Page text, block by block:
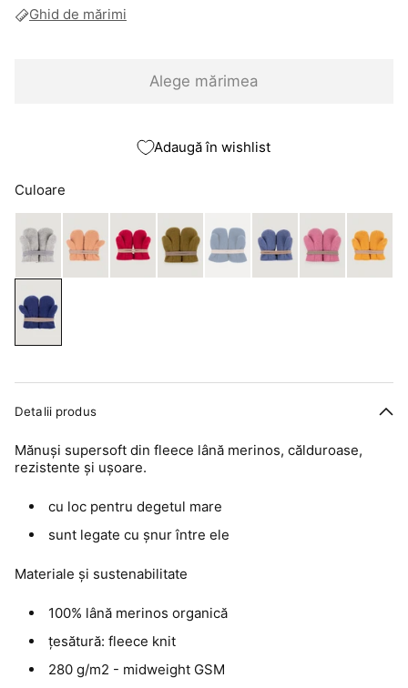
Ghid de mărimi
Alege mărimea
Adaugă în wishlist
Culoare
Detalii produs
Mănuși supersoft din fleece lână merinos, călduroase,
rezistente și ușoare.
cu loc pentru degetul mare
sunt legate cu șnur între ele
Materiale și sustenabilitate
100% lână merinos organică
țesătură: fleece knit
280 g/m2 - midweight GSM